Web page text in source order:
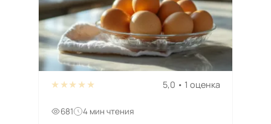
★★★★★ 5,0 • 1 оценка
681 4 мин чтения